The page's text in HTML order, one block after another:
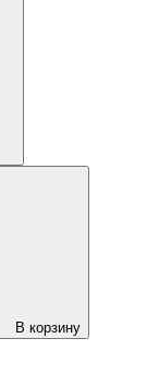
В корзину